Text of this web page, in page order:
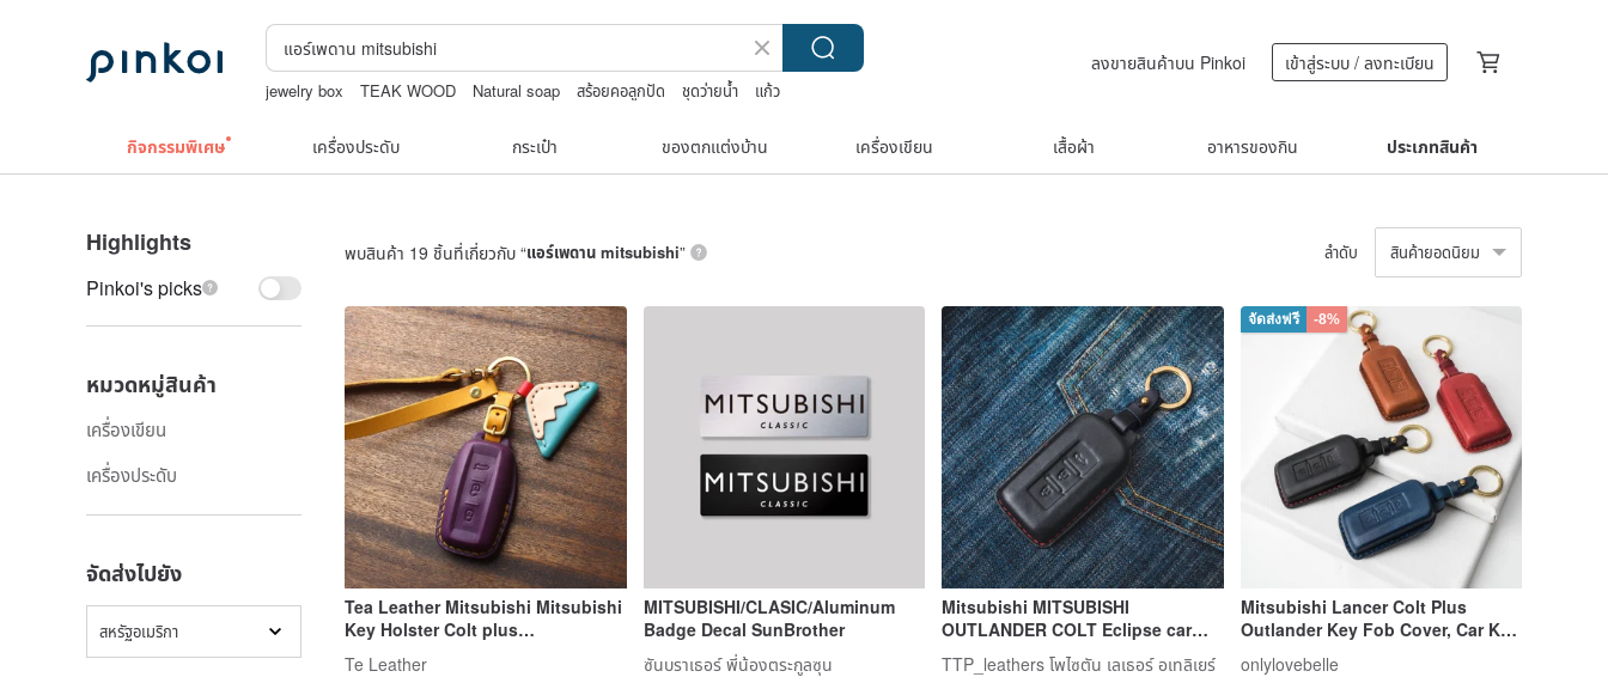
jewelry box TEAK WOOD Natural soap สร้อยคอลูกปัด ชุดว่ายน้ำ
แก้ว
ลงขายสินค้าบน Pinkoi เข้าสู่ระบบ / ลงทะเบียน
กิจกรรมพิเศษ เครื่องประดับ กระเป๋า ของตกแต่งบ้าน เครื่องเขียน เสื้อผ้า อาหารของกิน ประเภทสินค้า
Highlights
Pinkoi's picks
หมวดหมู่สินค้า
เครื่องเขียน
เครื่องประดับ
จัดส่งไปยัง
สหรัฐอเมริกา
พบสินค้า 19 ชิ้นที่เกี่ยวกับ “แอร์เพดาน mitsubishi” ลำดับ สินค้ายอดนิยม
Tea Leather Mitsubishi Mitsubishi
Key Holster Colt plus
Te Leather
MITSUBISHI/CLASIC/Aluminum
Badge Decal SunBrother
ซันบราเธอร์ พี่น้องตระกูลซุน
Mitsubishi MITSUBISHI
OUTLANDER COLT Eclipse car
key case key leather case
TTP_leathers โพไซตัน เลเธอร์ อเทลิเยร์
จัดส่งฟรี -8%
Mitsubishi Lancer Colt Plus
Outlander Key Fob Cover, Car Key
onlylovebelle